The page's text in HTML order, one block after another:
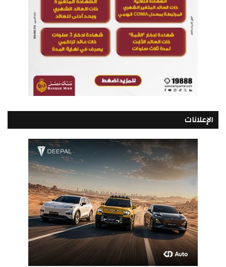
الإعلانات